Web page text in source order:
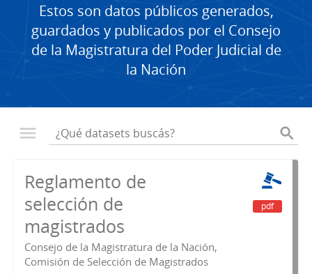
Estos son datos públicos generados,
guardados y publicados por el Consejo
de la Magistratura del Poder Judicial de
la Nación
Reglamento de
selección de
magistrados
Consejo de la Magistratura de la Nación,
Comisión de Selección de Magistrados
pdf